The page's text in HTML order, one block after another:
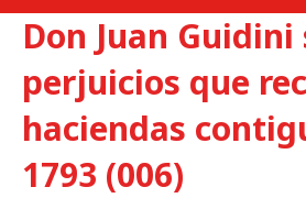
Don Juan Guidini
perjuicios que
haciendas
1793 (006)